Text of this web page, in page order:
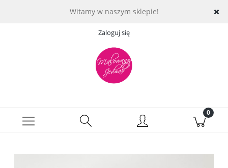
Witamy w naszym sklepie!
Zaloguj się